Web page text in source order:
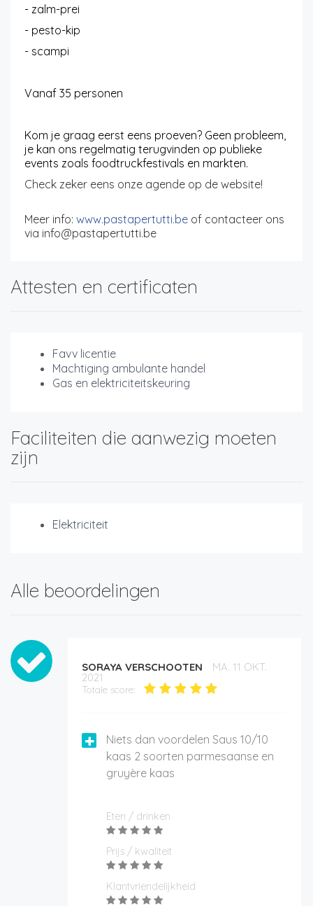
- zalm-prei
- pesto-kip
- scampi
Vanaf 35 personen
Kom je graag eerst eens proeven? Geen probleem,
je kan ons regelmatig terugvinden op publieke
events zoals foodtruckfestivals en markten.
Check zeker eens onze agende op de website!
Meer info: www.pastapertutti.be of contacteer ons
via info@pastapertutti.be
Attesten en certificaten
Favv licentie
Machtiging ambulante handel
Gas en elektriciteitskeuring
Faciliteiten die aanwezig moeten
zijn
Elektriciteit
Alle beoordelingen
SORAYA VERSCHOOTEN MA. 11 OKT.
2021
Totale score:
Niets dan voordelen Saus 10/10
kaas 2 soorten parmesaanse en
gruyère kaas
Eten / drinken
Prijs / kwaliteit
Klantvriendelijkheid